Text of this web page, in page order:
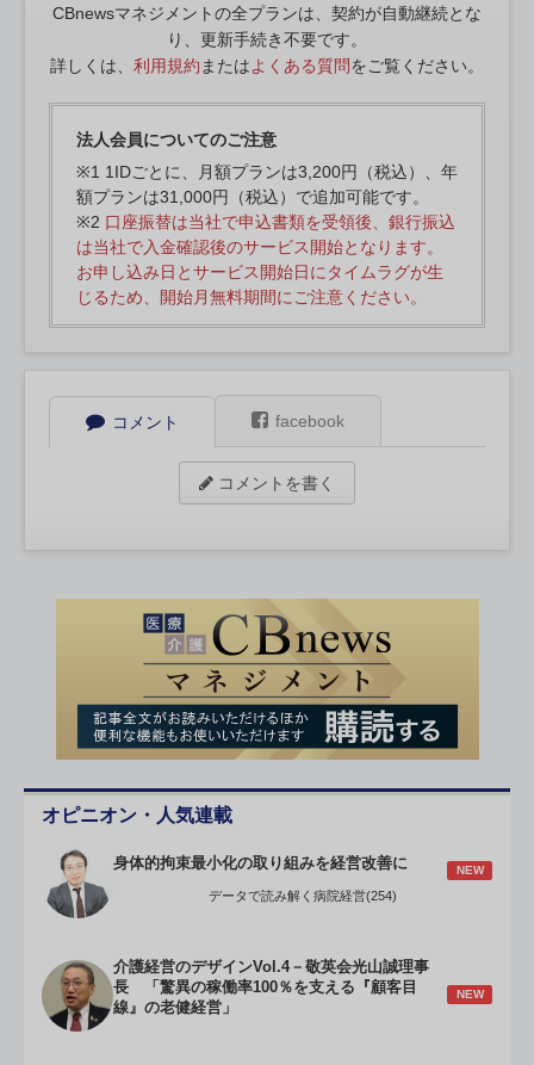
CBnewsマネジメントの全プランは、契約が自動継続とな
り、更新手続き不要です。
詳しくは、 利用規約 またはよくある質問をご覧ください。
法人会員についてのご注意
※1 1IDごとに、月額プランは3,200円（税込）、年
額プランは31,000円（税込）で追加可能です。
※2 口座振替は当社で申込書類を受領後、銀行振込
は当社で入金確認後のサービス開始となります。
お申し込み日とサービス開始日にタイムラグが生
じるため、開始月無料期間にご注意ください。
コメント facebook
コメントを書く
オピニオン・人気連載
身体的拘束最小化の取り組みを経営改善に NEW
データで読み解く病院経営(254)
介護経営のデザインVol.4－敬英会光山誠理事
長 「驚異の稼働率100％を支える『顧客目
線』の老健経営」
NEW